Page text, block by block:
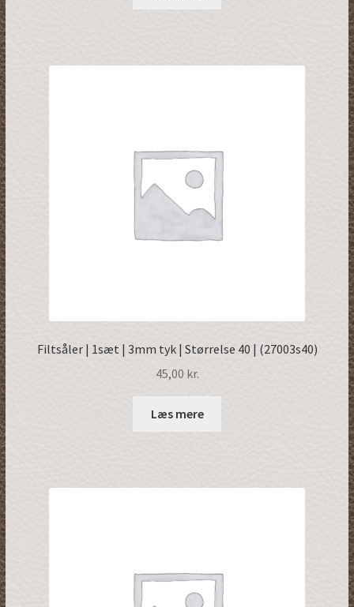
Filtsåler | 1sæt | 3mm tyk | Størrelse 40 | (27003s40)
45,00 kr.
Læs mere